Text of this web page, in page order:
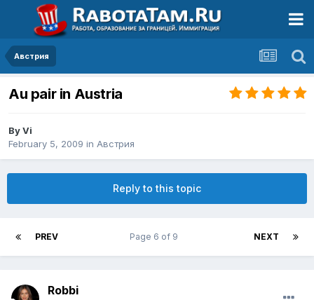
Австрия
Au pair in Austria
ByVi
February 5, 2009 in Австрия
Reply to this topic
PREV NEXT
Page 6 of 9
Robbi